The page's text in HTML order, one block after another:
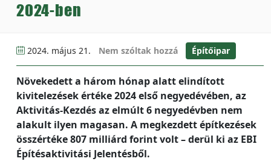
2024-ben
2024. május 21. Nem szóltak hozzá Építőipar
Növekedett a három hónap alatt elindított
kivitelezések értéke 2024 első negyedévében, az
Aktivitás-Kezdés az elmúlt 6 negyedévben nem
alakult ilyen magasan. A megkezdett építkezések
összértéke 807 milliárd forint volt – derül ki az EBI
Építésaktivitási Jelentésből.